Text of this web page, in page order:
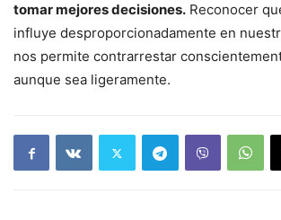
tomar mejores decisiones. Reconocer
influye desproporcionadamente en
nos permite contrarrestar
aunque sea ligeramente.